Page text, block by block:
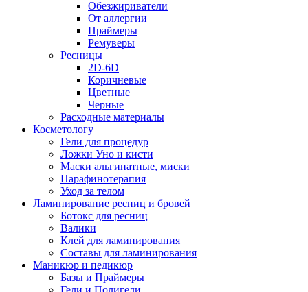
Обезжириватели
От аллергии
Праймеры
Ремуверы
Ресницы
2D-6D
Коричневые
Цветные
Черные
Расходные материалы
Косметологу
Гели для процедур
Ложки Уно и кисти
Маски альгинатные, миски
Парафинотерапия
Уход за телом
Ламинирование ресниц и бровей
Ботокс для ресниц
Валики
Клей для ламинирования
Составы для ламинирования
Маникюр и педикюр
Базы и Праймеры
Гели и Полигели